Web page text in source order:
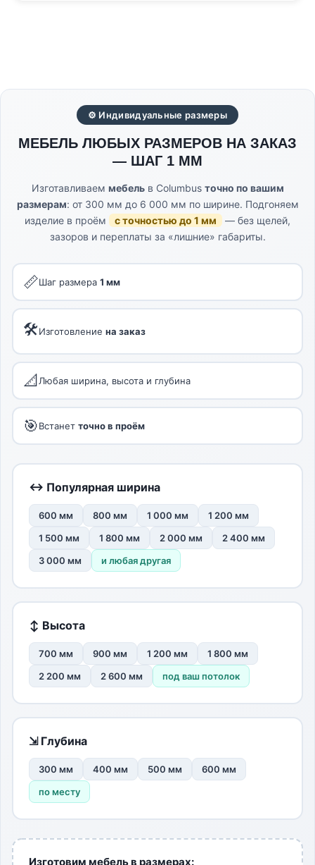
⚙ Индивидуальные размеры
МЕБЕЛЬ ЛЮБЫХ РАЗМЕРОВ НА ЗАКАЗ
— ШАГ 1 ММ
Изготавливаем мебельв Columbus точно по вашим
размерам: от 300 мм до 6 000 мм по ширине. Подгоняем
изделие в проём
с точностью до 1 мм
— без щелей,
зазоров и переплаты за «лишние» габариты.
📏Шаг размера 1 мм
🛠Изготовление на заказ
📐 Любая ширина, высота и глубина
🎯Встанет точно в проём
↔ Популярная ширина
600 мм 800 мм 1 000 мм
1 200 мм
1 500 мм
1 800 мм 2 000 мм
2 400 мм
3 000 мм
и любая другая
↕ Высота
700 мм 900 мм 1 200 мм
1 800 мм
2 200 мм
2 600 мм под ваш потолок
⇲ Глубина
300 мм 400 мм 500 мм
600 мм
по месту
Изготовим мебель в размерах: